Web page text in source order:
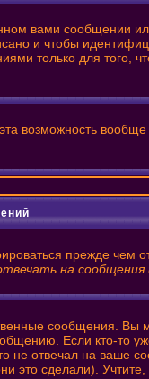
вами сообщении
и чтобы
только для того,
возможность
прежде
на сообщения
сообщения. Вы
Если кто-то
не отвечал на
это сделали).